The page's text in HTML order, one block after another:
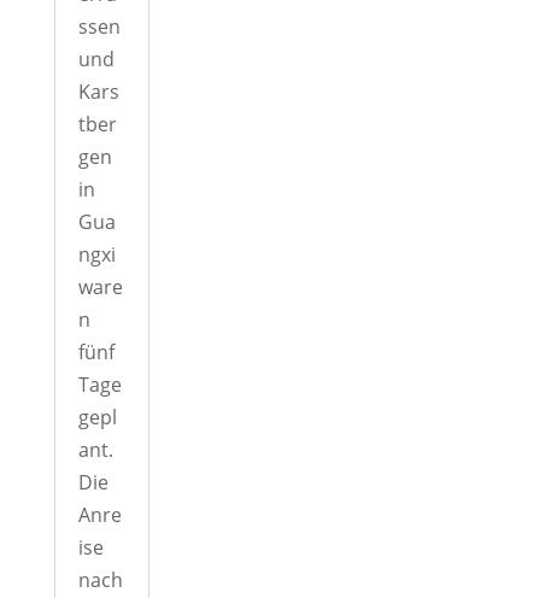
ssen
und
Kars
tber
gen
in
Gua
ngxi
ware
n
fünf
Tage
gepl
ant.
Die
Anre
ise
nach